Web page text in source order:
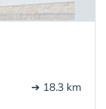
➔ 18.3 km